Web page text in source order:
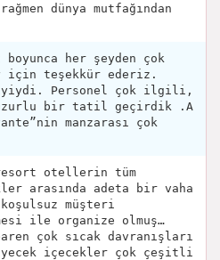
dünya mutfağından
her şeyden çok
için teşekkür ederiz.
Personel çok ilgili,
bir tatil geçirdik .A
manzarası çok
resort otellerin tüm
arasında adeta bir vaha
müşteri
ile organize olmuş…
çok sıcak davranışları
içecekler çok çeşitli